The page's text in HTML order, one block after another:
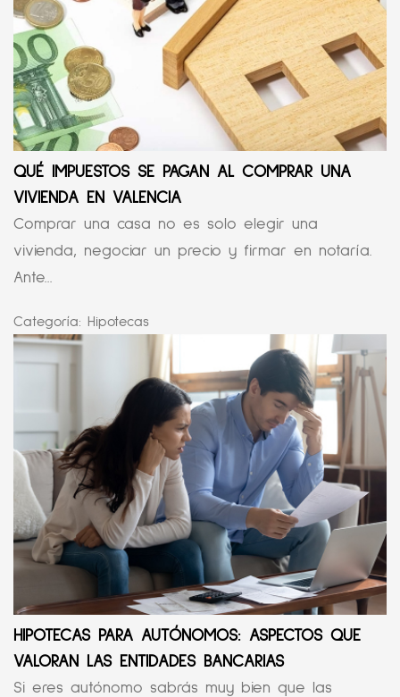
QUÉ IMPUESTOS SE PAGAN AL COMPRAR UNA
VIVIENDA EN VALENCIA
Comprar una casa no es solo elegir una
vivienda, negociar un precio y firmar en notaría.
Ante...
Categoría: Hipotecas
HIPOTECAS PARA AUTÓNOMOS: ASPECTOS QUE
VALORAN LAS ENTIDADES BANCARIAS
Si eres autónomo sabrás muy bien que las